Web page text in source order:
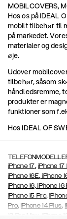
MOBILCOVERS,
Hos os på IDEAL
mobilt tilbehør til
på markedet.
materialer og
øje.
Udover
tilbehør, såsom
håndledsremme,
produkter er
funktioner som
Hos IDEAL OF
iPhone 17, iPhone 17
iPhone 16E, iPhone
iPhone 16, iPhone
iPhone 15 Pro,
Pro,iPhone 14 Plus,
13 Pro Max
iPhone